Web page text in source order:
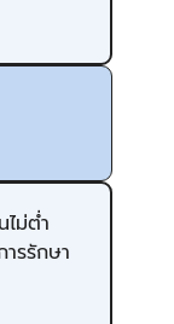
ม่ต่ำ
ารรักษา